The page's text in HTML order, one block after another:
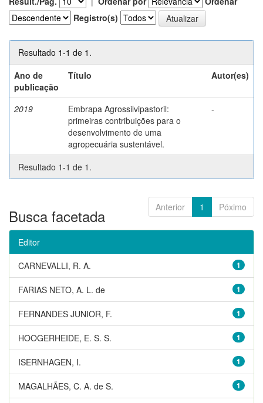
Registro(s)
Resultado 1-1 de 1.
Ano de
publicação
Título Autor(es)
2019
Embrapa Agrossilvipastoril:
primeiras contribuições para o
desenvolvimento de uma
agropecuária sustentável.
-
Resultado 1-1 de 1.
Anterior 1 Póximo
Busca facetada
Editor
1
CARNEVALLI, R. A.
1
FARIAS NETO, A. L. de
1
FERNANDES JUNIOR, F.
1
HOOGERHEIDE, E. S. S.
1
ISERNHAGEN, I.
1
MAGALHÃES, C. A. de S.